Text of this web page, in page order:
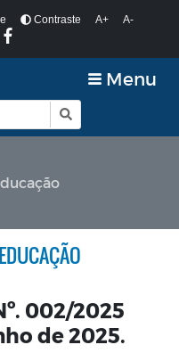
Contraste A+
A-
Menu
002/2025
de 2025.